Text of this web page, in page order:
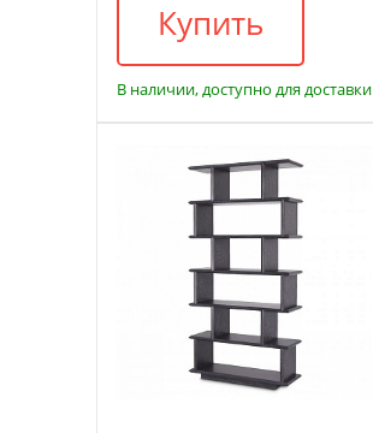
Купить
В наличии, доступно для доставки